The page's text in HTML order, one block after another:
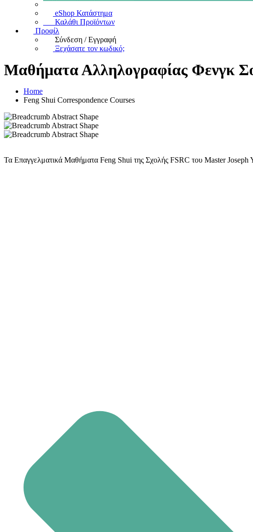
eShop Κατάστημα
Καλάθι Προϊόντων
Προφίλ
Σύνδεση / Εγγραφή
Ξεχάσατε τον κωδικό;
Μαθήματα Αλληλογραφίας Φενγκ
Home
Feng Shui Correspondence Courses
Τα Επαγγελματικά Μαθήματα Feng Shui της Σχολής FSRC του Master Joseph